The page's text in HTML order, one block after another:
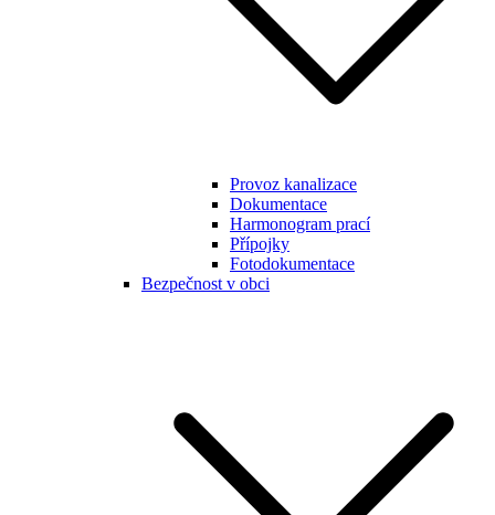
Provoz kanalizace
Dokumentace
Harmonogram prací
Přípojky
Fotodokumentace
Bezpečnost v obci